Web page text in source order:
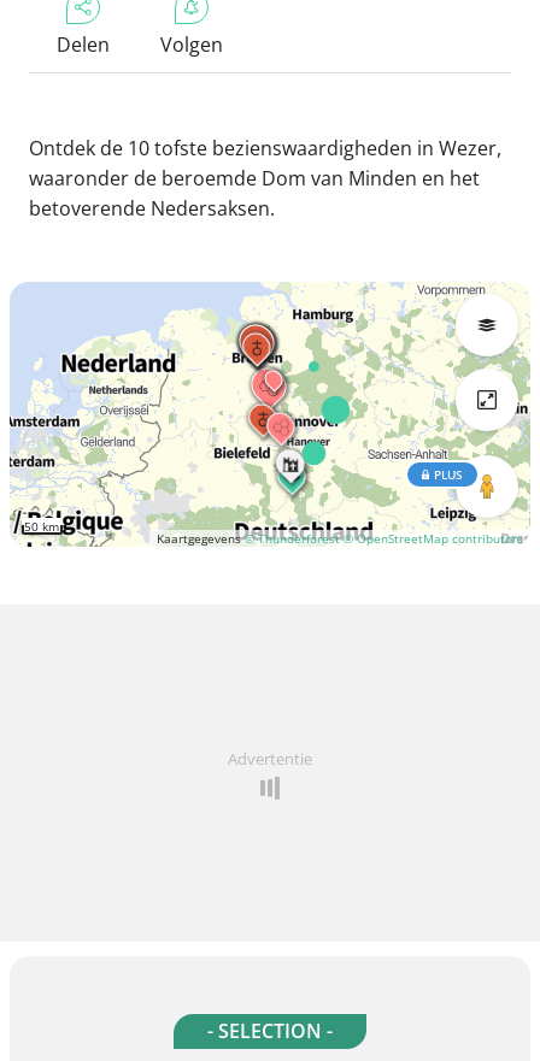
Delen Volgen
Ontdek de 10 tofste bezienswaardigheden in Wezer,
waaronder de beroemde Dom van Minden en het
betoverende Nedersaksen.
Kaartgegevens© Thunderforest © OpenStreetMap contributors
PLUS
50 km
Advertentie
- SELECTION -